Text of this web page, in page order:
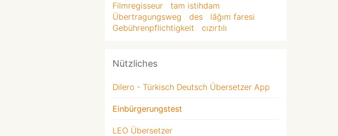
Filmregisseur
tam istihdam
Übertragungsweg
des
lâğım faresi
Gebührenpflichtigkeit
cızırtılı
Nützliches
Dilero - Türkisch Deutsch Übersetzer App
Einbürgerungstest
LEO Übersetzer